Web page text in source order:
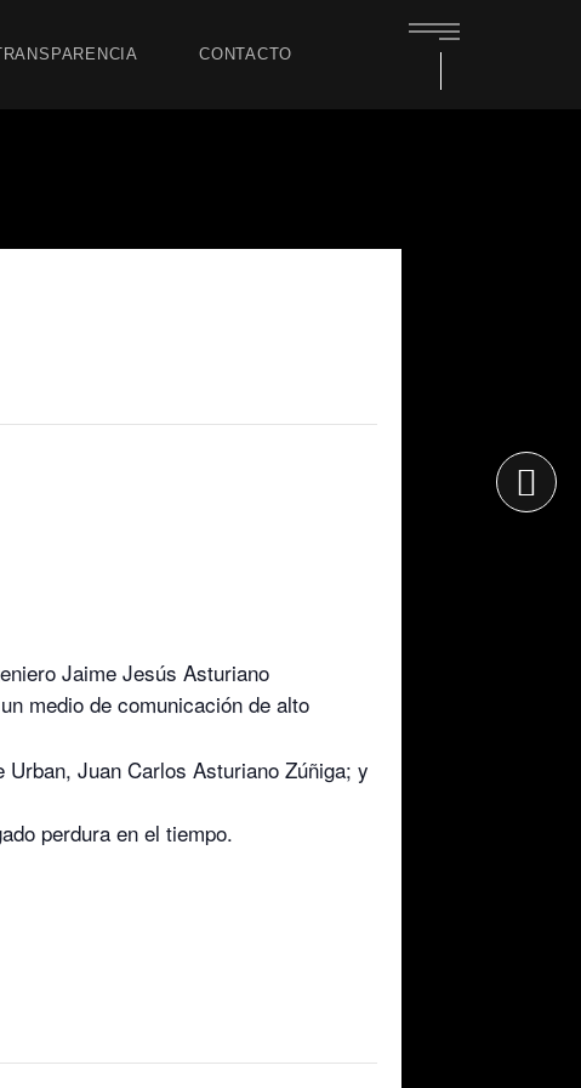
CONTACTO
Jaime Jesús Asturiano
medio de comunicación de alto
Juan Carlos Asturiano Zúñiga; y
perdura en el tiempo.